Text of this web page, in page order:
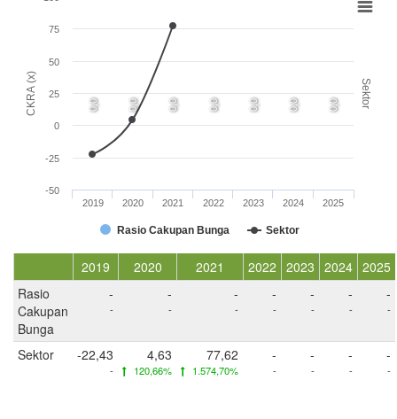
CKRA (x) Sektor
0,0 0,0 0,0 0,0 0,0 0,0 0,0
Rasio Cakupan Bunga Sektor
2019 2020 2021 2022 2023 2024 2025
-50
-25
0
25
50
75
2019 2020 2021 2022 2023 2024 2025
Rasio
Cakupan
Bunga
-
-
-
-
-
-
-
-
-
-
-
-
-
-
Sektor -22,43
-
4,63
120,66%
77,62
1.574,70%
-
-
-
-
-
-
-
-